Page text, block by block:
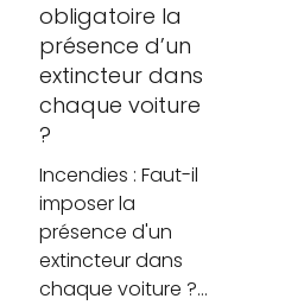
obligatoire la
présence d’un
extincteur dans
chaque voiture
?
Incendies : Faut-il
imposer la
présence d'un
extincteur dans
chaque voiture ?…